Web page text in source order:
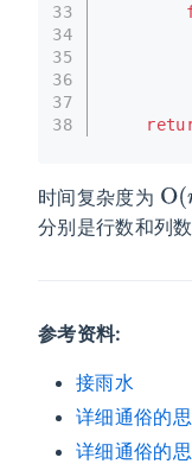
33
34
35
36
37
38
时间复杂度为
分别是行数和列
参考资料:
接雨水
详细通俗的
详细通俗的